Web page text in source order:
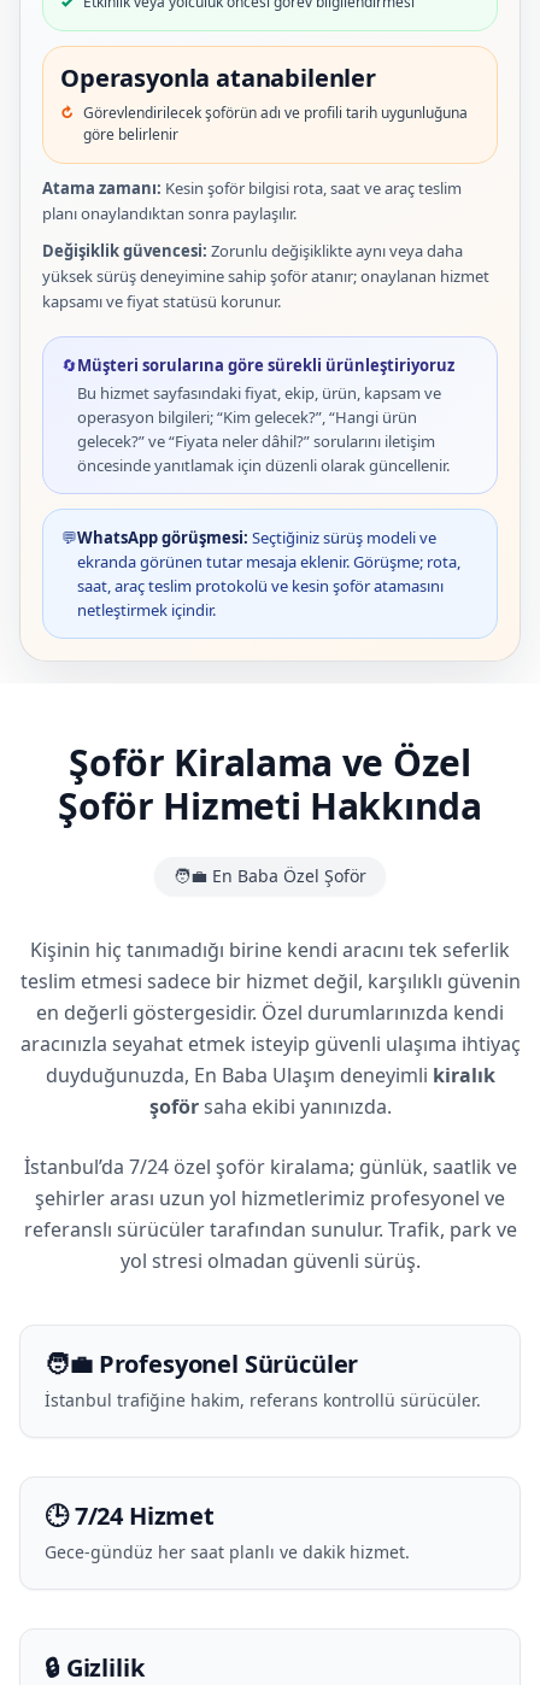
Operasyonla atanabilenler
Görevlendirilecek şoförün adı ve profili tarih uygunluğuna
göre belirlenir
Atama zamanı: Kesin şoför bilgisi rota, saat ve araç teslim
planı onaylandıktan sonra paylaşılır.
Değişiklik güvencesi: Zorunlu değişiklikte aynı veya daha
yüksek sürüş deneyimine sahip şoför atanır; onaylanan hizmet
kapsamı ve fiyat statüsü korunur.
🔄Müşteri sorularına göre sürekli ürünleştiriyoruz
Bu hizmet sayfasındaki fiyat, ekip, ürün, kapsam ve
operasyon bilgileri; “Kim gelecek?”, “Hangi ürün
gelecek?” ve “Fiyata neler dâhil?” sorularını iletişim
öncesinde yanıtlamak için düzenli olarak güncellenir.
💬WhatsApp görüşmesi: Seçtiğiniz sürüş modeli ve
ekranda görünen tutar mesaja eklenir. Görüşme; rota,
saat, araç teslim protokolü ve kesin şoför atamasını
netleştirmek içindir.
Şoför Kiralama ve Özel
Şoför Hizmeti Hakkında
🧑‍💼 En Baba Özel Şoför
Kişinin hiç tanımadığı birine kendi aracını tek seferlik
teslim etmesi sadece bir hizmet değil, karşılıklı güvenin
en değerli göstergesidir. Özel durumlarınızda kendi
aracınızla seyahat etmek isteyip güvenli ulaşıma ihtiyaç
duyduğunuzda, En Baba Ulaşım deneyimli kiralık
şoförsaha ekibi yanınızda.
İstanbul’da 7/24 özel şoför kiralama; günlük, saatlik ve
şehirler arası uzun yol hizmetlerimiz profesyonel ve
referanslı sürücüler tarafından sunulur. Trafik, park ve
yol stresi olmadan güvenli sürüş.
🧑‍💼 Profesyonel Sürücüler
İstanbul trafiğine hakim, referans kontrollü sürücüler.
🕒 7/24 Hizmet
Gece-gündüz her saat planlı ve dakik hizmet.
🔒 Gizlilik